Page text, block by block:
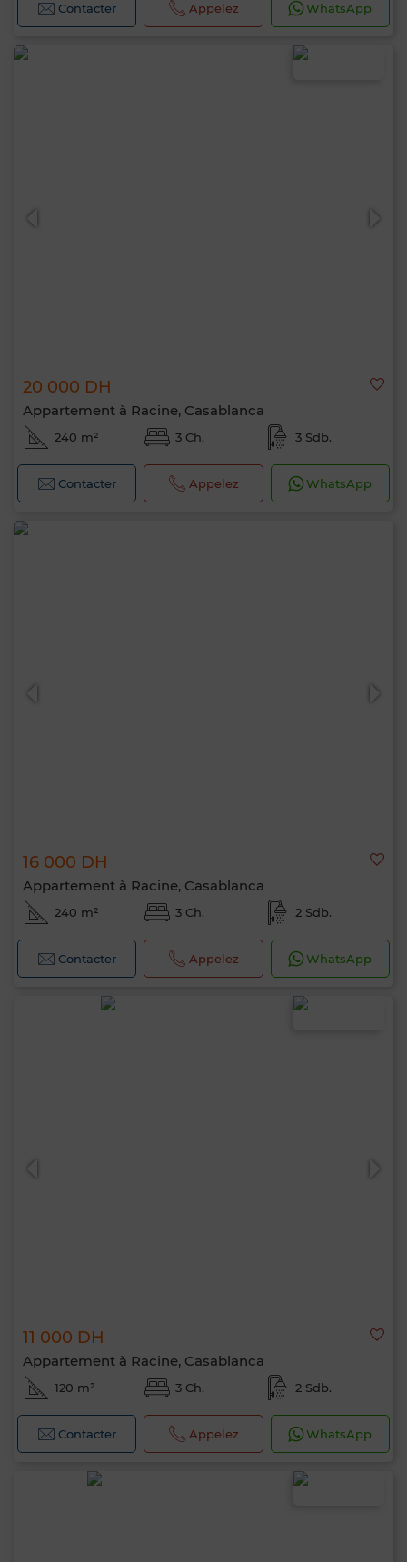
Contacter Appelez WhatsApp
20 000 DH
Appartement à Racine, Casablanca
240 m² 3 Ch. 3 Sdb.
Contacter Appelez WhatsApp
16 000 DH
Appartement à Racine, Casablanca
240 m² 3 Ch. 2 Sdb.
Contacter Appelez WhatsApp
11 000 DH
Appartement à Racine, Casablanca
120 m² 3 Ch. 2 Sdb.
Contacter Appelez WhatsApp